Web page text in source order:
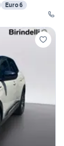
Euro 6